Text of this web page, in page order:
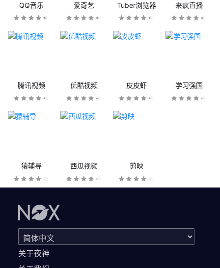
QQ音乐 爱奇艺 Tuber浏览器 来疯直播
腾讯视频 优酷视频 皮皮虾 学习强国
猿辅导 西瓜视频 剪映
关于夜神